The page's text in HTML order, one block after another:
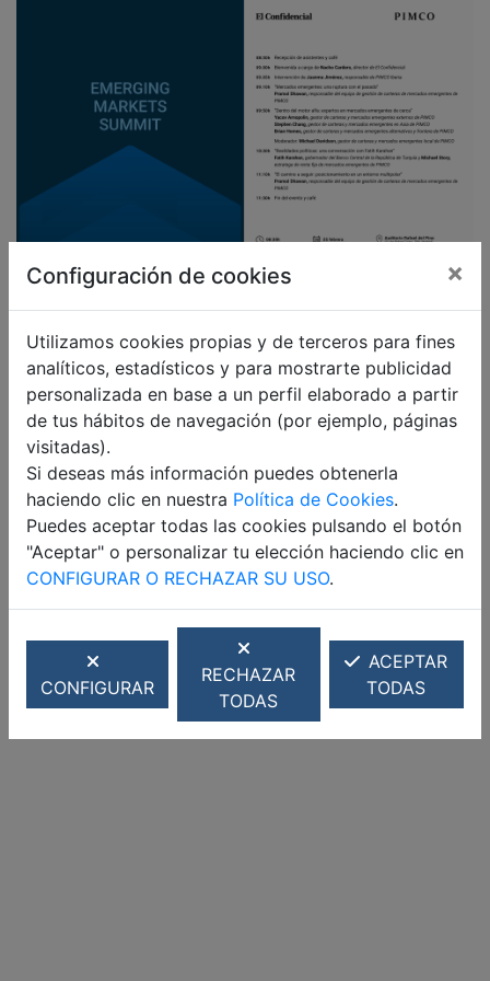
Se ha alcanzado la fecha límite para
las nuevas inscripciones.
Consulte con la organización.
Política de cookies
Configuración de cookies ×
Utilizamos cookies propias y de terceros para fines
analíticos, estadísticos y para mostrarte publicidad
personalizada en base a un perfil elaborado a partir
de tus hábitos de navegación (por ejemplo, páginas
visitadas).
Si deseas más información puedes obtenerla
haciendo clic en nuestra Política de Cookies.
Puedes aceptar todas las cookies pulsando el botón
"Aceptar" o personalizar tu elección haciendo clic en
CONFIGURAR O RECHAZAR SU USO.
CONFIGURAR
RECHAZAR
TODAS
ACEPTAR
TODAS